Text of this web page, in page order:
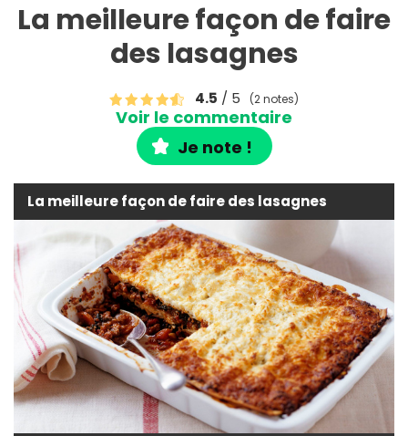
La meilleure façon de faire
des lasagnes
4.5 / 5 (2 notes)
Voir le commentaire
Je note !
La meilleure façon de faire des lasagnes